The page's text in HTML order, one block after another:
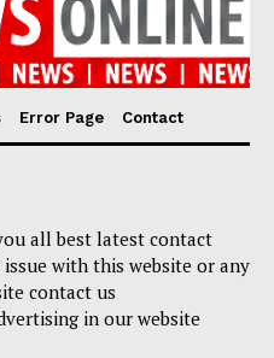
Error Page Contact
all best latest contact
with this website or any
contact us
in our website